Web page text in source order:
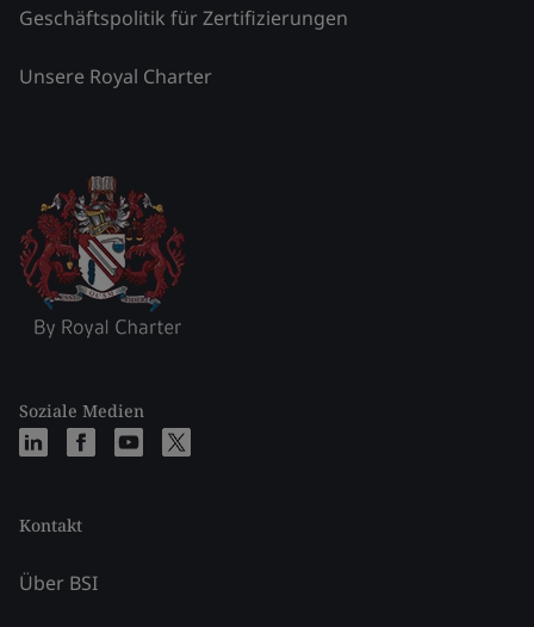
Geschäftspolitik für Zertifizierungen
Unsere Royal Charter
Soziale Medien
Kontakt
Über BSI